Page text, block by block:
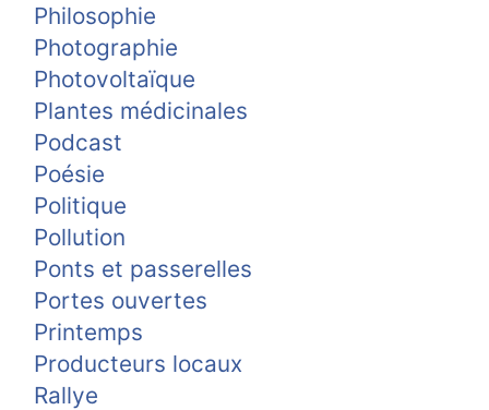
Philosophie
Photographie
Photovoltaïque
Plantes médicinales
Podcast
Poésie
Politique
Pollution
Ponts et passerelles
Portes ouvertes
Printemps
Producteurs locaux
Rallye